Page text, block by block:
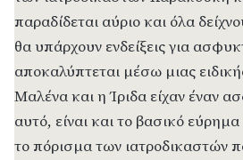
παραδίδεται αύριο και όλα
θα υπάρχουν ενδείξεις για
αποκαλύπτεται μέσω μιας
Μαλένα και η Ίριδα είχαν έναν
αυτό, είναι και το βασικό
το πόρισμα των ιατροδικαστών